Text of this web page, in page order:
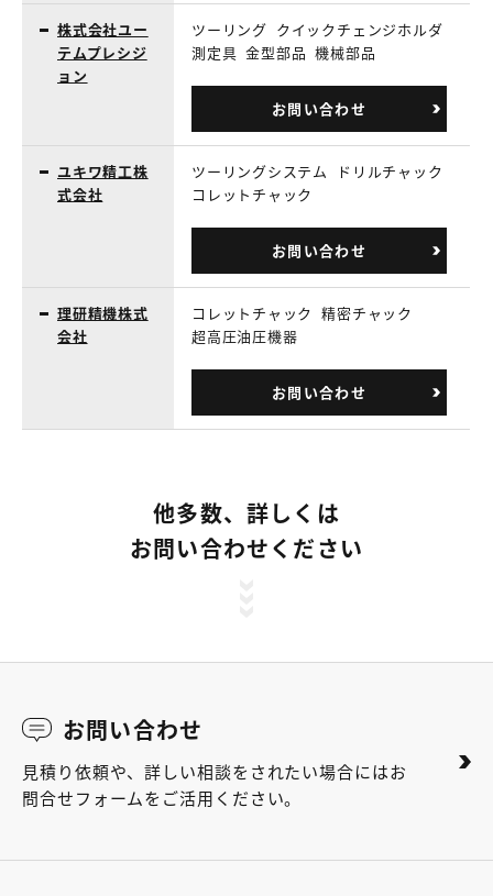
株式会社ユー
テムプレシジ
ョン
ツーリング クイックチェンジホルダ
測定具 金型部品 機械部品
お問い合わせ
ユキワ精工株
式会社
ツーリングシステム
ドリルチャック
コレットチャック
お問い合わせ
理研精機株式
会社
コレットチャック 精密チャック
超高圧油圧機器
お問い合わせ
他多数、詳しくは
お問い合わせください
お問い合わせ
見積り依頼や、詳しい相談をされたい場合にはお
問合せフォームをご活用ください。